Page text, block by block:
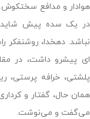
هوادار و مدافع سختکوش
در یک سده پیش شاید،
نباشد. دهخدا، روشنفکر
‌ای پیشرو داشت، در
پلشتی، خرافه ‌پرستی،
همان حال، گفتار و
می‌گفت و می‌نوشت.